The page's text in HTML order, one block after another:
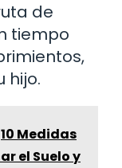
de
tiempo
hijo.
10 Medidas
el Suelo y